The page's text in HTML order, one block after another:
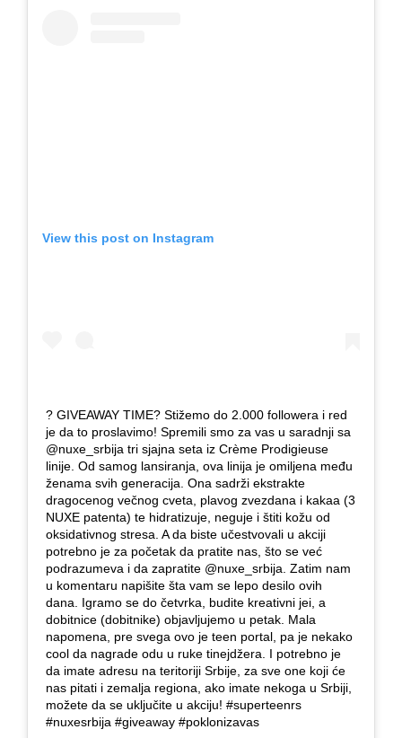
View this post on Instagram
? GIVEAWAY TIME? Stižemo do 2.000 followera i red
je da to proslavimo! Spremili smo za vas u saradnji sa
@nuxe_srbija tri sjajna seta iz Crème Prodigieuse
linije. Od samog lansiranja, ova linija je omiljena među
ženama svih generacija. Ona sadrži ekstrakte
dragocenog večnog cveta, plavog zvezdana i kakaa (3
NUXE patenta) te hidratizuje, neguje i štiti kožu od
oksidativnog stresa. A da biste učestvovali u akciji
potrebno je za početak da pratite nas, što se već
podrazumeva i da zapratite @nuxe_srbija. Zatim nam
u komentaru napišite šta vam se lepo desilo ovih
dana. Igramo se do četvrka, budite kreativni jei, a
dobitnice (dobitnike) objavljujemo u petak. Mala
napomena, pre svega ovo je teen portal, pa je nekako
cool da nagrade odu u ruke tinejdžera. I potrebno je
da imate adresu na teritoriji Srbije, za sve one koji će
nas pitati i zemalja regiona, ako imate nekoga u Srbiji,
možete da se uključite u akciju! #superteenrs
#nuxesrbija #giveaway #poklonizavas